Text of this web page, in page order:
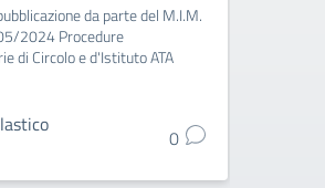
da parte del M.I.M.
2024 Procedure
di Circolo e d'Istituto ATA
0